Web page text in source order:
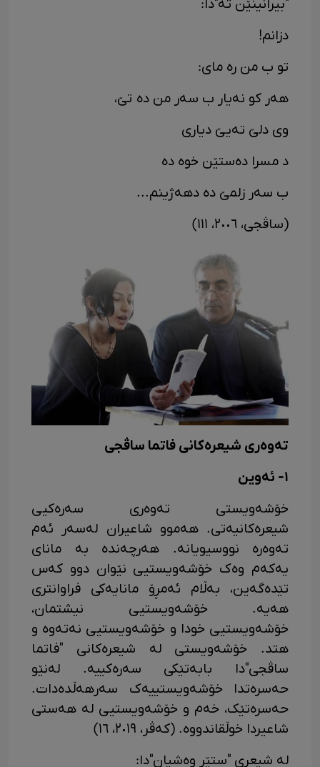
"بیرانینێن تە"دا:
دزانم!
تو ب من رە مای:
هەر کو نەیار ب سەر من دە تێ،
وی دلێ تەیێ دیاری
د مسرا دەستێن خوە دە
ب سەر زلمێ دە دهەژینم...
(ساڤجی، ٢٠٠٦، ١١١)
تەوەری شیعرەکانی فاتما ساڤجی
١- ئەوین
خۆشەویستی تەوەری سەرەکیی
شیعرەکانیەتی. هەموو شاعیران لەسەر ئەم
تەوەرە نووسیویانە. هەرچەندە بە مانای
یەکەم وەک خۆشەویستیی نێوان دوو کەس
تێدەگەین، بەڵام ئەمڕۆ مانایەکی فراوانتری
هەیە. خۆشەویستیی نیشتمان،
خۆشەویستیی خودا و خۆشەویستیی نەتەوە و
هتد. خۆشەویستی لە شیعرەکانی "فاتما
ساڤجی"دا بابەتێکی سەرەکییە. لەنێو
حەسرەتدا خۆشەویستییەک سەرهەڵدەدات.
حەسرەتێک، خەم و خۆشەویستیی لە هەستی
شاعیردا خوڵقاندووە. (کەڤر، ٢٠١٩، ١٦)
لە شیعری "ستێر وەشیان"دا: